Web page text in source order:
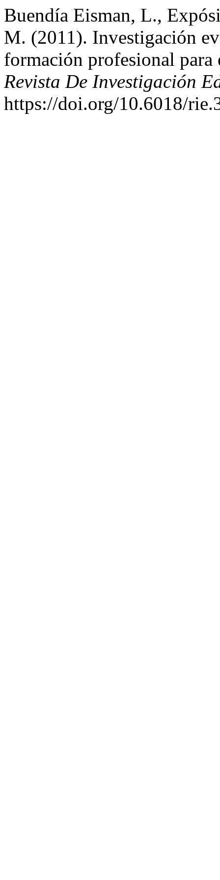
Buendía Eisman, L.,
M. (2011). Investigación
formación profesional
Revista De Investigación
https://doi.org/10.6018/